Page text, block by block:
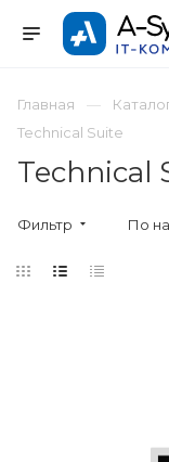
Главная
Technical Suite
Technical
Фильтр По